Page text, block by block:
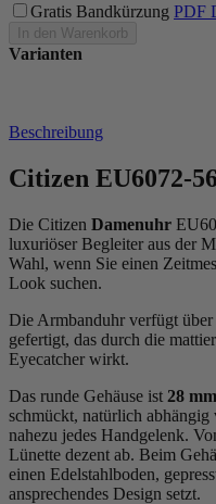
Gratis Bandkürzung PDF
In den Warenkorb
Varianten
Beschreibung
Citizen EU6072-
Die Citizen Damenuhr
luxuriöser Begleiter aus der
Wahl, wenn Sie einen
Look suchen.
Die Armbanduhr verfügt über
gefertigt, das durch die
Eyecatcher wirkt.
Das runde Gehäuse ist 28
schmückt, natürlich
nahezu jedes Handgelenk.
Lünette dezent ab. Beim
einen Edelstahlboden,
ansprechendes Design setzt.